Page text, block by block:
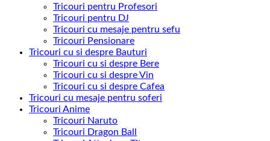
Tricouri pentru Profesori
Tricouri pentru DJ
Tricouri cu mesaje pentru sefu
Tricouri Pensionare
Tricouri cu si despre Bauturi
Tricouri cu si despre Bere
Tricouri cu si despre Vin
Tricouri cu si despre Cafea
Tricouri cu mesaje pentru soferi
Tricouri Anime
Tricouri Naruto
Tricouri Dragon Ball